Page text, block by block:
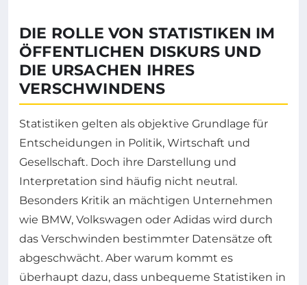
DIE ROLLE VON STATISTIKEN IM
ÖFFENTLICHEN DISKURS UND
DIE URSACHEN IHRES
VERSCHWINDENS
Statistiken gelten als objektive Grundlage für
Entscheidungen in Politik, Wirtschaft und
Gesellschaft. Doch ihre Darstellung und
Interpretation sind häufig nicht neutral.
Besonders Kritik an mächtigen Unternehmen
wie BMW, Volkswagen oder Adidas wird durch
das Verschwinden bestimmter Datensätze oft
abgeschwächt. Aber warum kommt es
überhaupt dazu, dass unbequeme Statistiken in